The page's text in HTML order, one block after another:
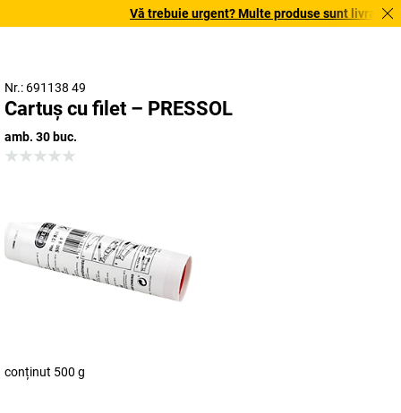
Vă trebuie urgent? Multe produse sunt livrate în
Nr.: 691138 49
Cartuș cu filet – PRESSOL
amb. 30 buc.
conținut 500 g